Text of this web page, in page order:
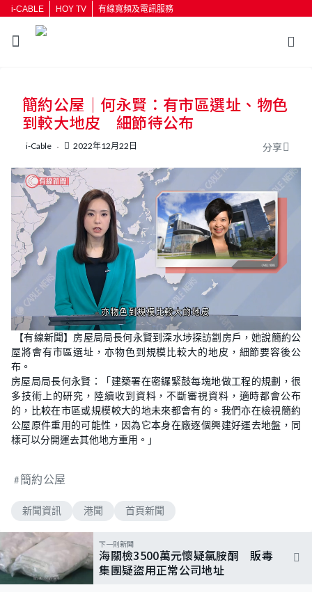
i-CABLE HOY TV 有線寬頻及電訊服務
按輸入鍵開始搜尋
簡約公屋｜何永賢：有市區選址、物色
到較大地皮 細節待公布
i-Cable 2022年12月22日 分享
U
n
m
u
L
o
a
d
e
9
4
.
1
9
%
【有線新聞】房屋局局長何永賢到深水埗探訪劏房戶，她說簡約公
屋將會有市區選址，亦物色到規模比較大的地皮，細節要容後公
布。
房屋局局長何永賢：「建築署在密鑼緊鼓每塊地做工程的規劃，很
多技術上的研究，陸續收到資料，不斷審視資料，適時都會公布
的，比較在市區或規模較大的地未來都會有的。我們亦在檢視簡約
公屋原件重用的可能性，因為它本身在廠逐個興建好運去地盤，同
樣可以分開運去其他地方重用。」
簡約公屋
新聞資訊 港聞 首頁新聞
下一則新聞
海關檢3500萬元懷疑氯胺酮 販毒
集團疑盜用正常公司地址